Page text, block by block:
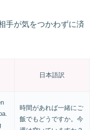
手が気をつかわずに済
日本語訳
時間があれば一緒にご
飯でもどうですか。今